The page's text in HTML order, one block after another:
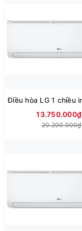
13.750.000₫
20.200.000₫